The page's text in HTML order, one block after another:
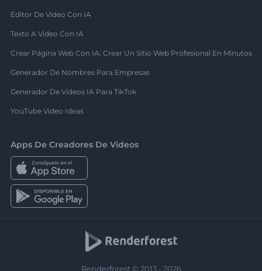
Editor De Video Con IA
Texto A Video Con IA
Crear Página Web Con IA: Crear Un Sitio Web Profesional En Minutos
Generador De Nombres Para Empresas
Generador De Videos IA Para TikTok
YouTube Video Ideas
Apps De Creadores De Videos
Renderforest © 2013 - 2026